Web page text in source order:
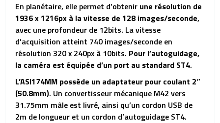
En planétaire, elle permet d’obtenir une résolution de
1936 x 1216px à la vitesse de 128 images/seconde,
avec une profondeur de 12bits. La vitesse
d’acquisition atteint 740 images/seconde en
résolution 320 x 240px à 10bits. Pour l’autoguidage,
la caméra est équipée d’un port au standard ST4.
L’ASI174MM possède un adaptateur pour coulant 2″
(50.8mm). Un convertisseur mécanique M42 vers
31.75mm mâle est livré, ainsi qu’un cordon USB de
2m de longueur et un cordon d’autoguidage ST4.